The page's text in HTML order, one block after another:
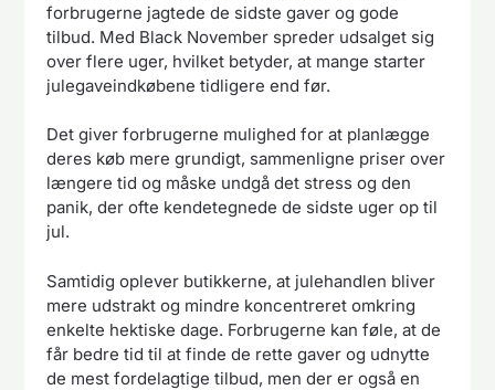
forbrugerne jagtede de sidste gaver og gode
tilbud. Med Black November spreder udsalget sig
over flere uger, hvilket betyder, at mange starter
julegaveindkøbene tidligere end før.
Det giver forbrugerne mulighed for at planlægge
deres køb mere grundigt, sammenligne priser over
længere tid og måske undgå det stress og den
panik, der ofte kendetegnede de sidste uger op til
jul.
Samtidig oplever butikkerne, at julehandlen bliver
mere udstrakt og mindre koncentreret omkring
enkelte hektiske dage. Forbrugerne kan føle, at de
får bedre tid til at finde de rette gaver og udnytte
de mest fordelagtige tilbud, men der er også en